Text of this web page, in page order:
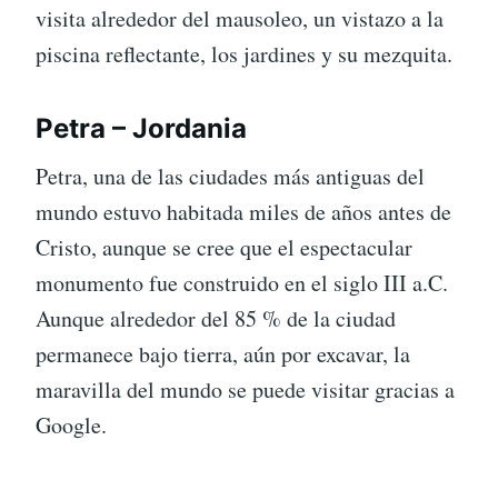
visita alrededor del mausoleo, un vistazo a la
piscina reflectante, los jardines y su mezquita.
Petra – Jordania
Petra, una de las ciudades más antiguas del
mundo estuvo habitada miles de años antes de
Cristo, aunque se cree que el espectacular
monumento fue construido en el siglo III a.C.
Aunque alrededor del 85 % de la ciudad
permanece bajo tierra, aún por excavar, la
maravilla del mundo se puede visitar gracias a
Google.